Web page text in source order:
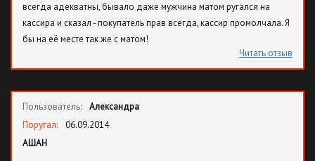
всегда адекватны, бывало даже мужчина матом ругался на
кассира и сказал - покупатель прав всегда, кассир промолчала. Я
бы на её месте так же с матом!
Читать отзыв
Пользователь:
Александра
Поругал:
06.09.2014
АШАН